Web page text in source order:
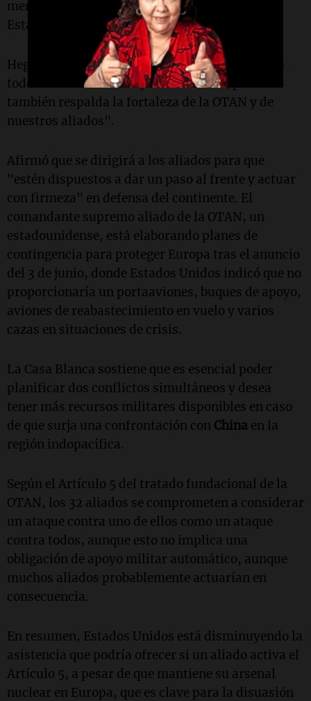
mensaje al mundo sobre el compromiso de
Estados Unidos con un "arsenal de la libertad".
Hegseth subrayó que este arsenal "protege ante
todo a Estados Unidos y sus intereses, pero
también respalda la fortaleza de la OTAN y de
nuestros aliados".
Afirmó que se dirigirá a los aliados para que
"estén dispuestos a dar un paso al frente y actuar
con firmeza" en defensa del continente. El
comandante supremo aliado de la OTAN, un
estadounidense, está elaborando planes de
contingencia para proteger Europa tras el anuncio
del 3 de junio, donde Estados Unidos indicó que no
proporcionaría un portaaviones, buques de apoyo,
aviones de reabastecimiento en vuelo y varios
cazas en situaciones de crisis.
La Casa Blanca sostiene que es esencial poder
planificar dos conflictos simultáneos y desea
tener más recursos militares disponibles en caso
de que surja una confrontación con China en la
región indopacífica.
Según el Artículo 5 del tratado fundacional de la
OTAN, los 32 aliados se comprometen a considerar
un ataque contra uno de ellos como un ataque
contra todos, aunque esto no implica una
obligación de apoyo militar automático, aunque
muchos aliados probablemente actuarían en
consecuencia.
En resumen, Estados Unidos está disminuyendo la
asistencia que podría ofrecer si un aliado activa el
Artículo 5, a pesar de que mantiene su arsenal
nuclear en Europa, que es clave para la disuasión